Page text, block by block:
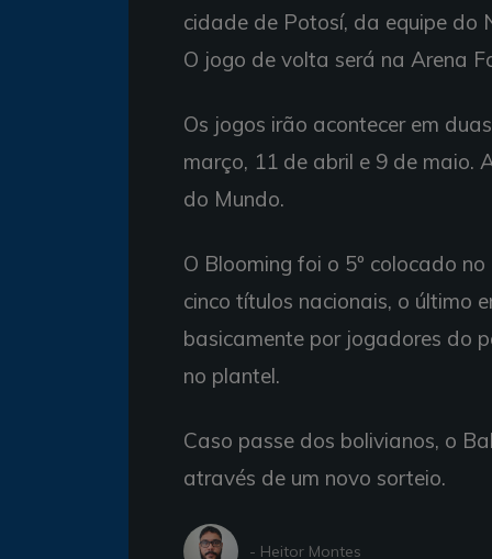
cidade de Potosí, da equipe do
O jogo de volta será na Arena
Os jogos irão acontecer em
março, 11 de abril e 9 de maio.
do Mundo.
O Blooming foi o 5º colocado
cinco títulos nacionais, o último
basicamente por jogadores do
no plantel.
Caso passe dos bolivianos, o
através de um novo sorteio.
- Heitor Montes